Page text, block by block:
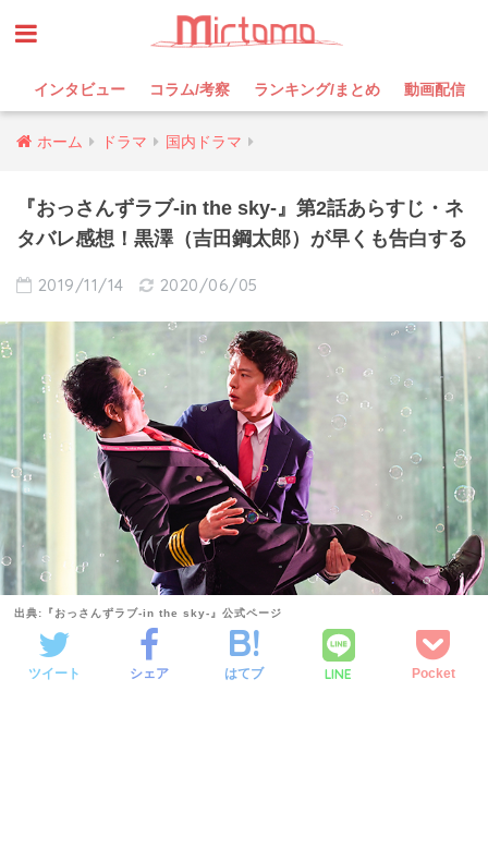
インタビュー コラム/考察 ランキング/まとめ 動画配信
ホーム ドラマ 国内ドラマ
『おっさんずラブ-in the sky-』第2話あらすじ・ネ
タバレ感想！黒澤（吉田鋼太郎）が早くも告白する
2019/11/14 2020/06/05
出典:『おっさんずラブ-in the sky-』公式ページ
ツイート シェア はてブ LINE Pocket